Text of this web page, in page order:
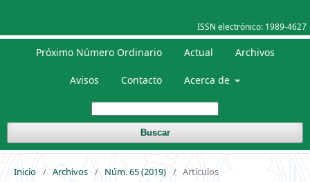
ISSN electrónico: 1989-4627
Próximo Número Ordinario Actual Archivos
Avisos Contacto Acerca de
Buscar
Inicio / Archivos / Núm. 65 (2019) / Artículos